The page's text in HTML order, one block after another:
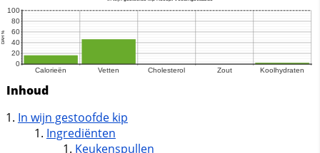
Inhoud
In wijn gestoofde kip
Ingrediënten
Keukenspullen